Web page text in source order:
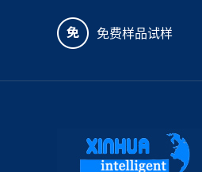
免费样品试样